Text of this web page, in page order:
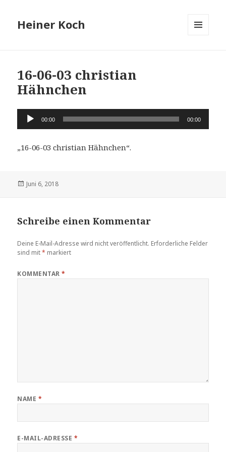
Heiner Koch
16-06-03 christian
Hähnchen
Audio-
Player
00:00 00:00
„16-06-03 christian Hähnchen“.
Veröffentlicht
Juni 6, 2018
Schreibe einen Kommentar
Deine E-Mail-Adresse wird nicht veröffentlicht. Erforderliche Felder
sind mit* markiert
KOMMENTAR*
NAME *
E-MAIL-ADRESSE *